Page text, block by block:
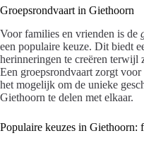
Groepsrondvaart in Giethoorn
Voor families en vrienden is de
een populaire keuze. Dit biedt
herinneringen te creëren terwijl
Een groepsrondvaart zorgt
het mogelijk om de unieke
Giethoorn te delen met elkaar.
Populaire keuzes in Giethoorn: